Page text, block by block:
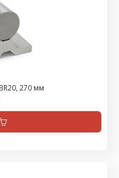
270 мм